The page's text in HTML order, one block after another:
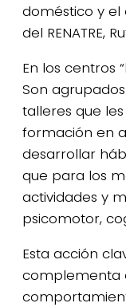
doméstico y el
del RENATRE,
En los centros
Son
talleres que
formación en
desarrollar
que para los
actividades y
psicomotor,
Esta acción
complementa